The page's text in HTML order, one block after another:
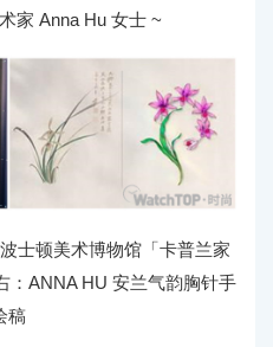
家 Anna Hu 女士 ~
士顿美术博物馆「卡普兰家
：ANNA HU 安兰气韵胸针手
稿